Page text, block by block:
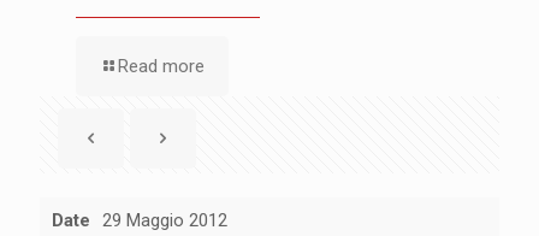
Read more
Date
29 Maggio 2012